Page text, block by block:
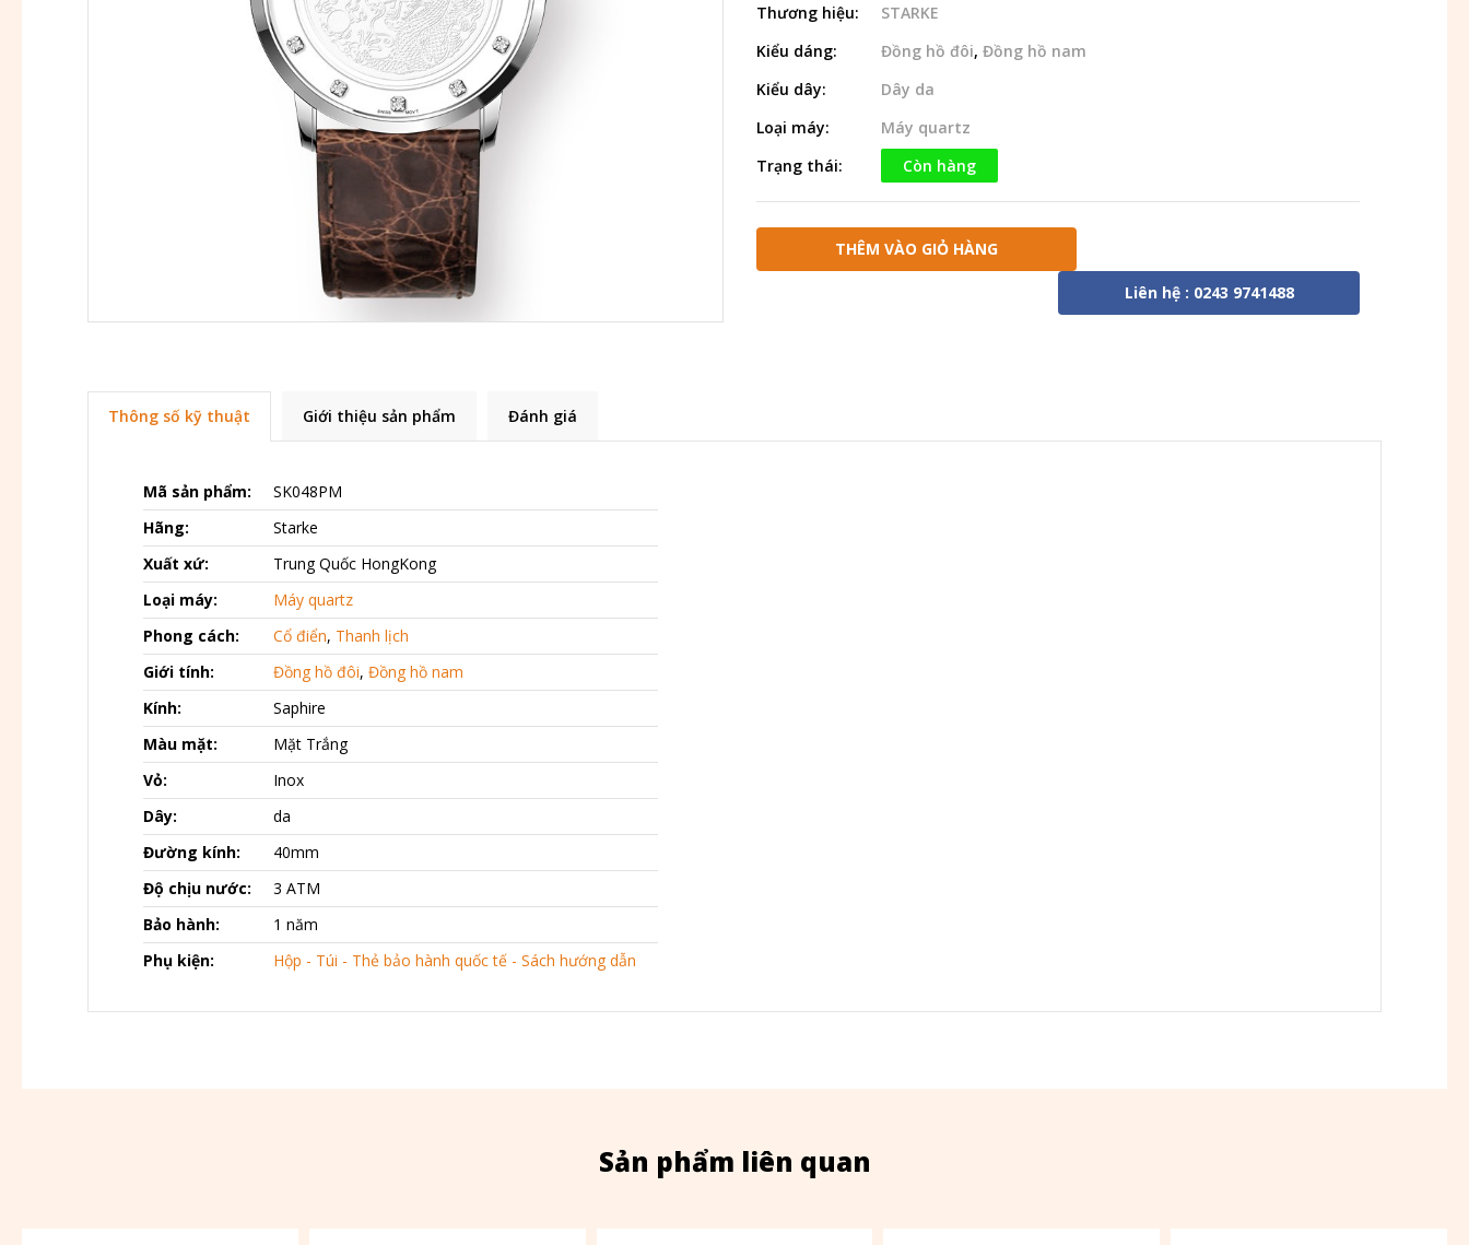
Thương hiệu:
STARKE
Kiểu dáng:
Đồng hồ đôi, Đồng hồ nam
Kiểu dây:
Dây da
Loại máy:
Máy quartz
Trạng thái:
Còn hàng
THÊM VÀO GIỎ HÀNG
Liên hệ : 0243 9741488
Thông số kỹ thuật Giới thiệu sản phẩm Đánh giá
Mã sản phẩm:
SK048PM
Hãng:
Starke
Xuất xứ:
Trung Quốc HongKong
Loại máy:
Máy quartz
Phong cách:
Cổ điển, Thanh lịch
Giới tính:
Đồng hồ đôi, Đồng hồ nam
Kính:
Saphire
Màu mặt:
Mặt Trắng
Vỏ:
Inox
Dây:
da
Đường kính:
40mm
Độ chịu nước:
3 ATM
Bảo hành:
1 năm
Phụ kiện:
Hộp - Túi - Thẻ bảo hành quốc tế - Sách hướng dẫn
Sản phẩm liên quan